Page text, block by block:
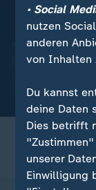
Gesellschaft |
Piriformis-
Sitzen
• Social
nutzen
anderen
von Inhalten
Du kannst
deine Daten
Dies betrifft
unserer
Einwilligung